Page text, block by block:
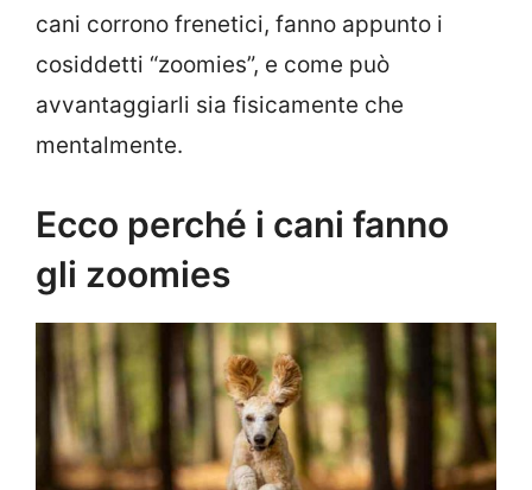
cani corrono frenetici, fanno appunto i
cosiddetti “zoomies”, e come può
avvantaggiarli sia fisicamente che
mentalmente.
Ecco perché i cani fanno
gli zoomies